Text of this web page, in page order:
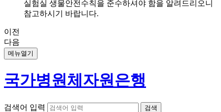
실험실 생물안전수칙을 준수하셔야 함을 알려드리오니
참고하시기 바랍니다.
이전
다음
메뉴열기
국가병원체자원은행
검색어 입력